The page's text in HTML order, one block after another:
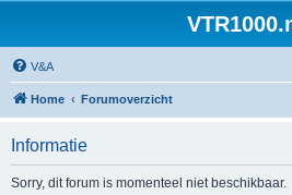
V&A
Home Forumoverzicht
Informatie
Sorry, dit forum is momenteel niet beschikbaar.